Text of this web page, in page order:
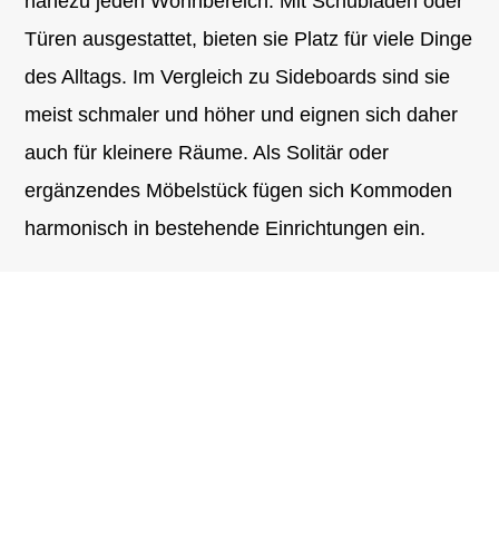
Türen ausgestattet, bieten sie Platz für viele Dinge
des Alltags. Im Vergleich zu Sideboards sind sie
meist schmaler und höher und eignen sich daher
auch für kleinere Räume. Als Solitär oder
ergänzendes Möbelstück fügen sich Kommoden
harmonisch in bestehende Einrichtungen ein.